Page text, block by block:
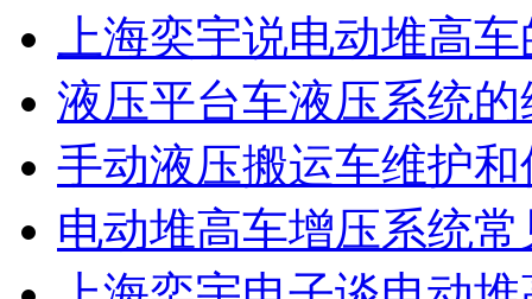
上海奕宇说电动堆高
液压平台车液压系统
手动液压搬运车维护
电动堆高车增压系统